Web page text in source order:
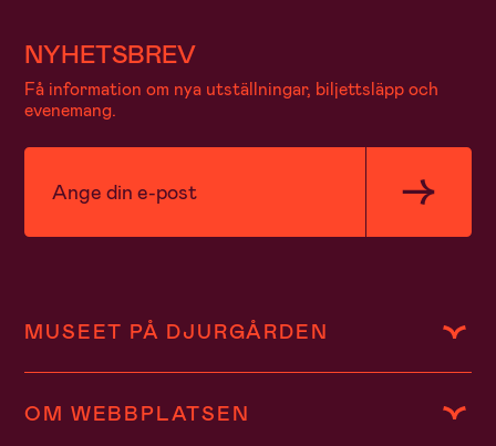
NYHETSBREV
Få information om nya utställningar, biljettsläpp och
evenemang.
MUSEET PÅ DJURGÅRDEN
OM WEBBPLATSEN